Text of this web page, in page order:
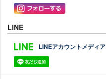
LINE
LINEアカウントメディア